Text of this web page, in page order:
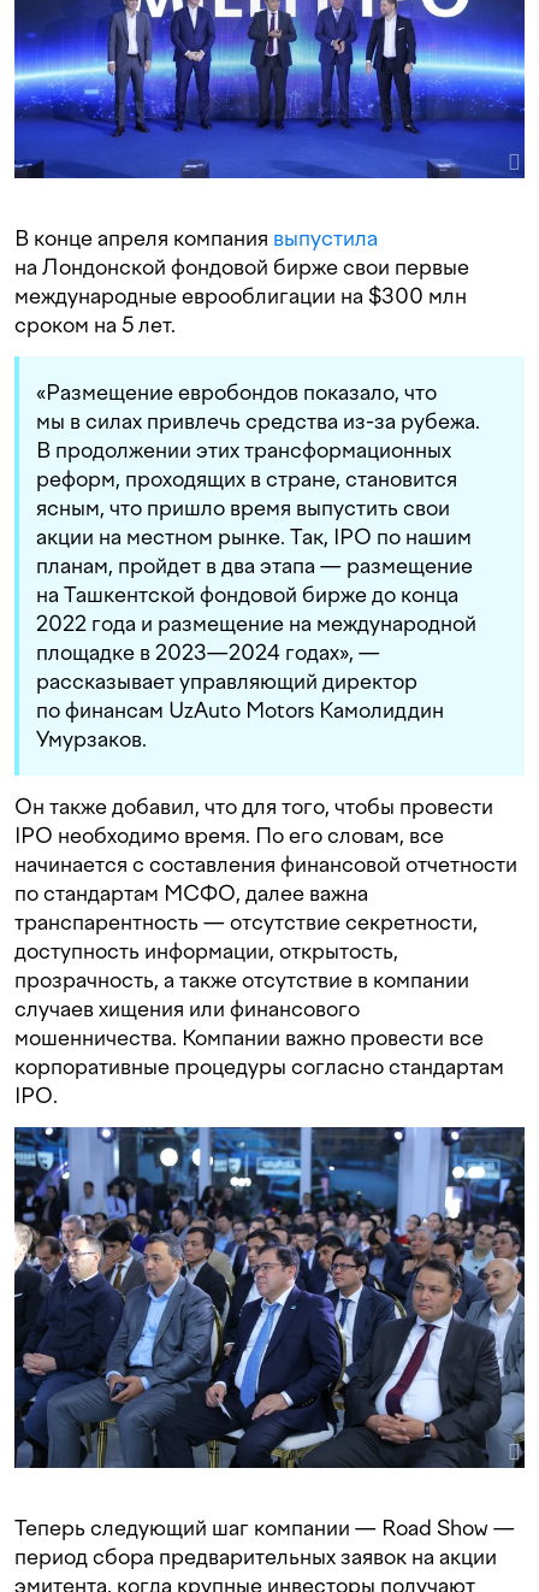
В конце апреля компания выпустила
на Лондонской фондовой бирже свои первые
международные еврооблигации на $300 млн
сроком на 5 лет.
«Размещение евробондов показало, что
мы в силах привлечь средства из-за рубежа.
В продолжении этих трансформационных
реформ, проходящих в стране, становится
ясным, что пришло время выпустить свои
акции на местном рынке. Так, IPO по нашим
планам, пройдет в два этапа — размещение
на Ташкентской фондовой бирже до конца
2022 года и размещение на международной
площадке в 2023—2024 годах», —
рассказывает управляющий директор
по финансам UzAuto Motors Камолиддин
Умурзаков.
Он также добавил, что для того, чтобы провести
IPO необходимо время. По его словам, все
начинается с составления финансовой отчетности
по стандартам МСФО, далее важна
транспарентность — отсутствие секретности,
доступность информации, открытость,
прозрачность, а также отсутствие в компании
случаев хищения или финансового
мошенничества. Компании важно провести все
корпоративные процедуры согласно стандартам
IPO.
Теперь следующий шаг компании — Road Show —
период сбора предварительных заявок на акции
эмитента, когда крупные инвесторы получают